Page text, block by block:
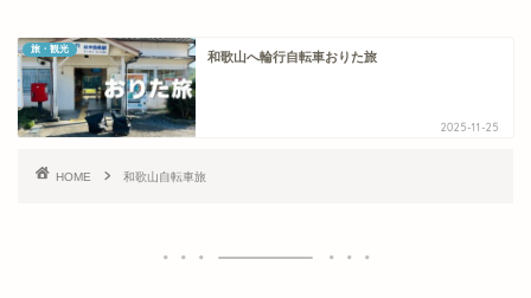
旅・観光
和歌山へ輪行自転車おりた旅
2025-11-25
HOME 和歌山自転車旅